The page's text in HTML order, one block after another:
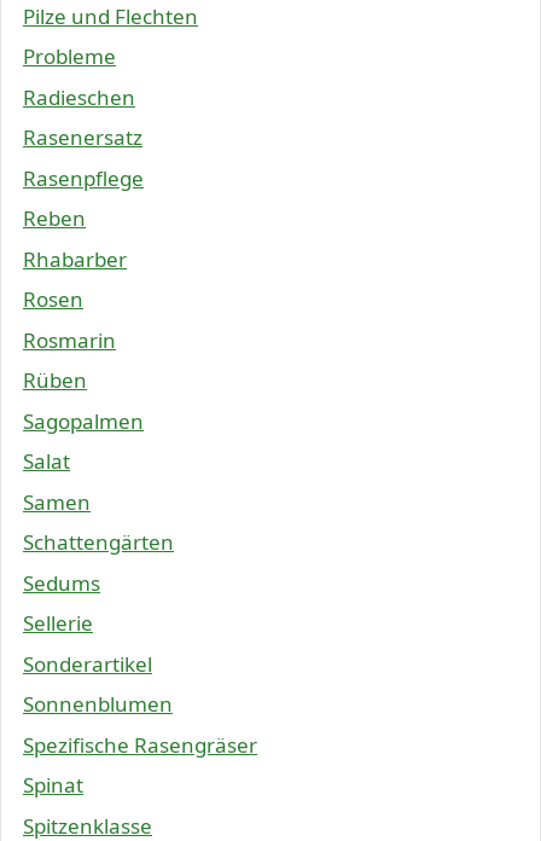
Pilze und Flechten
Probleme
Radieschen
Rasenersatz
Rasenpflege
Reben
Rhabarber
Rosen
Rosmarin
Rüben
Sagopalmen
Salat
Samen
Schattengärten
Sedums
Sellerie
Sonderartikel
Sonnenblumen
Spezifische Rasengräser
Spinat
Spitzenklasse